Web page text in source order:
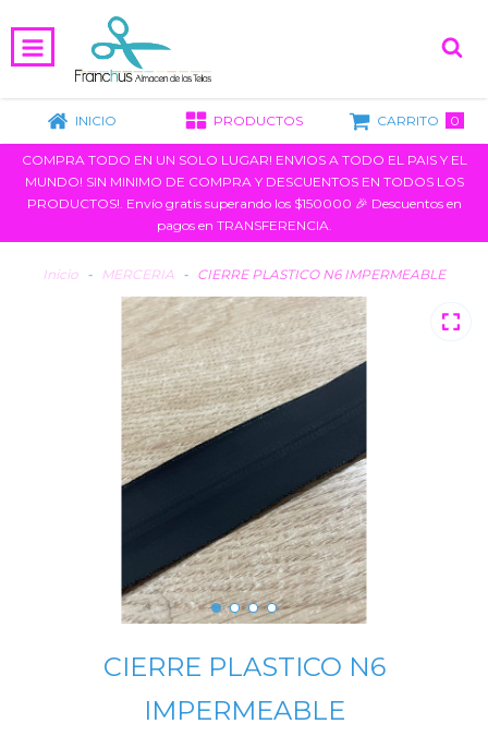
INICIO PRODUCTOS CARRITO 0
COMPRA TODO EN UN SOLO LUGAR! ENVIOS A TODO EL PAIS Y EL
MUNDO! SIN MINIMO DE COMPRA Y DESCUENTOS EN TODOS LOS
PRODUCTOS!. Envío gratis superando los $150000 🎉 Descuentos en
pagos en TRANSFERENCIA.
Inicio - MERCERIA - CIERRE PLASTICO N6 IMPERMEABLE
CIERRE PLASTICO N6
IMPERMEABLE